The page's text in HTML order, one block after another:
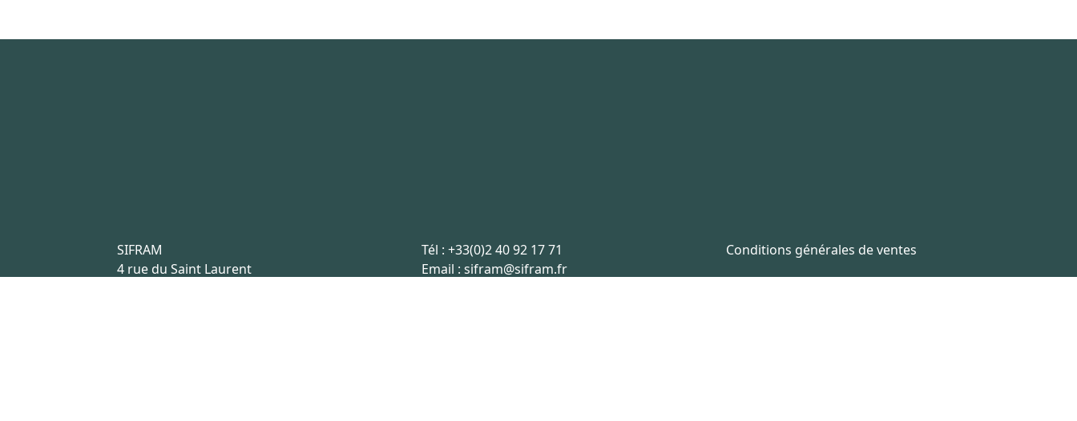
SIFRAM
4 rue du Saint Laurent
Tél : +33(0)2 40 92 17 71
Email : sifram@sifram.fr
Conditions générales de ventes